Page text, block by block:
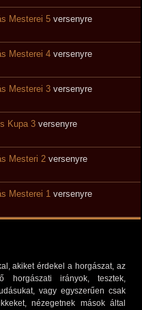
Mesterei 5 versenyre
Mesterei 4 versenyre
Mesterei 3 versenyre
Kupa 3 versenyre
Mesteri 2 versenyre
Mesterei 1 versenyre
akiket érdekel a horgászat, az
horgászati irányok, tesztek,
vagy egyszerűen csak
nézegetnek mások által